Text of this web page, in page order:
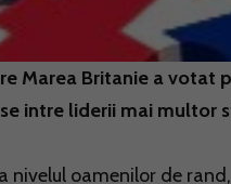
Marea Britanie a votat
intre liderii mai multor
nivelul oamenilor de